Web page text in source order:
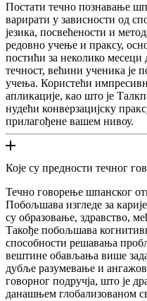
Постати течно познавање
варирати у зависности од
језика, посвећености и
редовно учење и праксу,
постићи за неколико
течност, већини ученика је
учења. Користећи
апликације, као што је
нудећи конверзацијску
прилагођене вашем нивоу.
Које су предности течног
Течно говорење шпанског
Побољшава изгледе за
су образовање, здравство,
Такође побољшава
способности решавања
вештине обављања више
дубље разумевање и
говорног подручја, што је
данашњем глобализованом